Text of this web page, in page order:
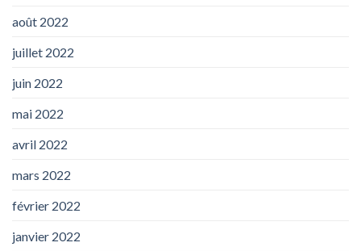
août 2022
juillet 2022
juin 2022
mai 2022
avril 2022
mars 2022
février 2022
janvier 2022